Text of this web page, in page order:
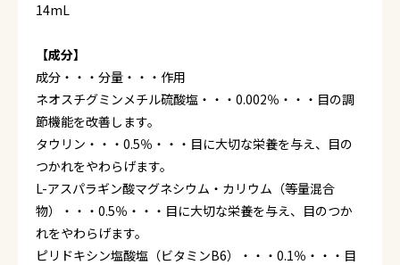
14mL
【成分】
成分・・・分量・・・作用
ネオスチグミンメチル硫酸塩・・・0.002％・・・目の調
節機能を改善します。
タウリン・・・0.5％・・・目に大切な栄養を与え、目の
つかれをやわらげます。
L-アスパラギン酸マグネシウム・カリウム（等量混合
物）・・・0.5％・・・目に大切な栄養を与え、目のつか
れをやわらげます。
ピリドキシン塩酸塩（ビタミンB6）・・・0.1％・・・目